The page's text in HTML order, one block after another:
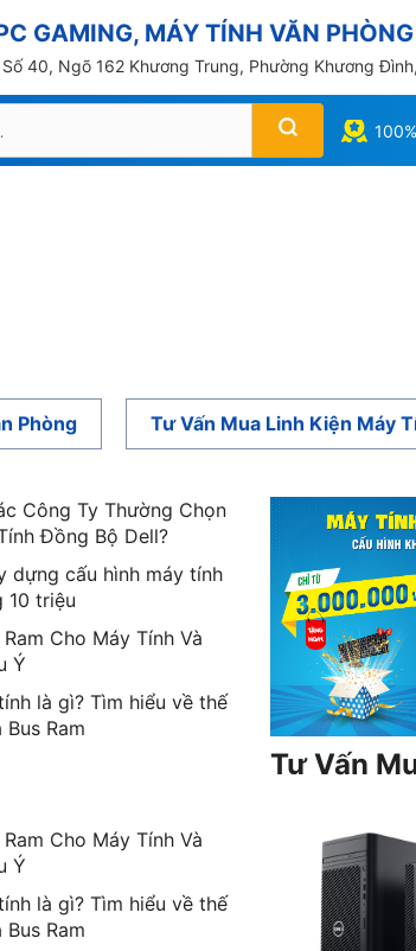
GAMING, MÁY TÍNH VĂN
Số 40, Ngõ 162 Khương Trung, Phường Khương
Phòng Tư Vấn Mua Linh Kiện Máy
Công Ty Thường Chọn
Đồng Bộ Dell?
dựng cấu hình máy tính
10 triệu
Cho Máy Tính Và
Ý
là gì? Tìm hiểu về thế
Bus Ram
Tư Vấn
Cho Máy Tính Và
Ý
là gì? Tìm hiểu về thế
Bus Ram